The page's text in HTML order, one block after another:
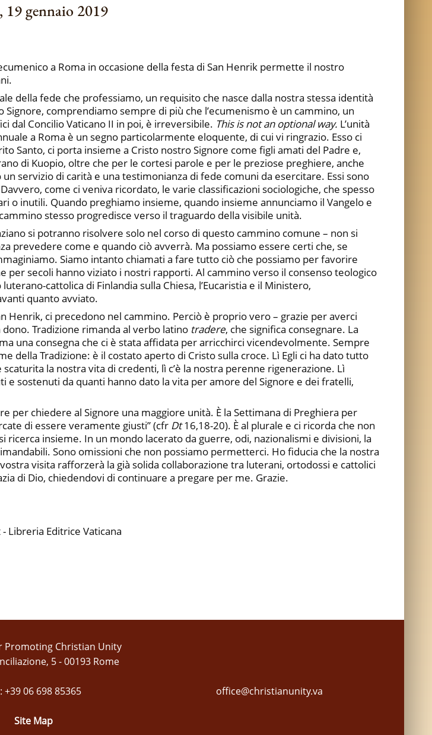
19 gennaio 2019
a Roma in occasione della festa di San Henrik permette il nostro
della fede che professiamo, un requisito che nasce dalla nostra stessa identità
comprendiamo sempre di più che l’ecumenismo è un cammino, un
dal Concilio Vaticano II in poi, è irreversibile. This is not an optional way. L’unità
a Roma è un segno particolarmente eloquente, di cui vi ringrazio. Esso ci
Santo, ci porta insieme a Cristo nostro Signore come figli amati del Padre e,
di Kuopio, oltre che per le cortesi parole e per le preziose preghiere, anche
servizio di carità e una testimonianza di fede comuni da esercitare. Essi sono
come ci veniva ricordato, le varie classificazioni sociologiche, che spesso
o inutili. Quando preghiamo insieme, quando insieme annunciamo il Vangelo e
stesso progredisce verso il traguardo della visibile unità.
si potranno risolvere solo nel corso di questo cammino comune – non si
prevedere come e quando ciò avverrà. Ma possiamo essere certi che, se
Siamo intanto chiamati a fare tutto ciò che possiamo per favorire
per secoli hanno viziato i nostri rapporti. Al cammino verso il consenso teologico
cattolica di Finlandia sulla Chiesa, l’Eucaristia e il Ministero,
quanto avviato.
Henrik, ci precedono nel cammino. Perciò è proprio vero – grazie per averci
Tradizione rimanda al verbo latino tradere, che significa consegnare. La
una consegna che ci è stata affidata per arricchirci vicendevolmente. Sempre
della Tradizione: è il costato aperto di Cristo sulla croce. Lì Egli ci ha dato tutto
scaturita la nostra vita di credenti, lì c’è la nostra perenne rigenerazione. Lì
sostenuti da quanti hanno dato la vita per amore del Signore e dei fratelli,
per chiedere al Signore una maggiore unità. È la Settimana di Preghiera per
di essere veramente giusti” (cfr Dt16,18-20). È al plurale e ci ricorda che non
insieme. In un mondo lacerato da guerre, odi, nazionalismi e divisioni, la
Sono omissioni che non possiamo permetterci. Ho fiducia che la nostra
visita rafforzerà la già solida collaborazione tra luterani, ortodossi e cattolici
di Dio, chiedendovi di continuare a pregare per me. Grazie.
Libreria Editrice Vaticana
Promoting Christian Unity
5 - 00193 Rome
+39 06 698 85365 office@christianunity.va
Site Map